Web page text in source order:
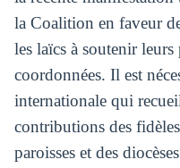
la Coalition en faveur
les laïcs à soutenir
coordonnées. Il est
internationale qui
contributions des
paroisses et des